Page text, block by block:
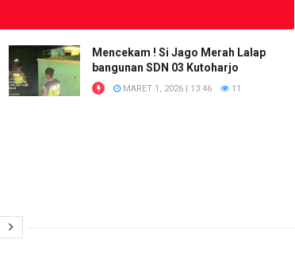
Mencekam ! Si Jago Merah Lalap
bangunan SDN 03 Kutoharjo
MARET 1, 2026 | 13:46 11